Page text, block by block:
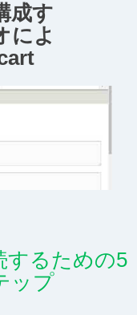
成す
によ
するための5
ップ